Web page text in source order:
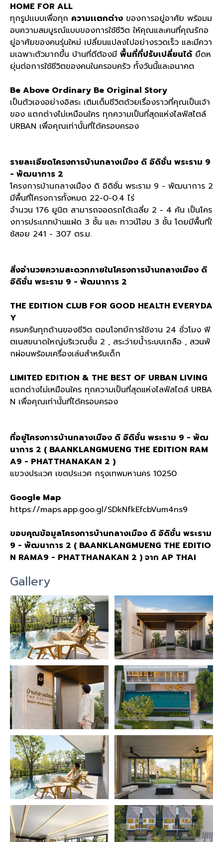
HOME FOR ALL
ทุกรูปเเบบเพื่อทุก ความเเตกต่าง ของการอยู่อาศัย พร้อมม
อบความสมบูรณ์แบบของการใช้ชีวิต ให้คุณและคนที่คุณรักอ
ยู่อาศัยของคนรุ่นใหม่ เปลี่ยนแปลงไปอย่างรวดเร็ว และมีควา
มเฉพาะตัวมากขึ้น บ้านที่ดีต้องมี พื้นที่ที่ปรับเปลี่ยนได้ ยืดห
ยุ่นต่อการใช้ชีวิตของคนในครอบครัว ทั้งวันนี้และอนาคต
Be Above Ordinary Be Original Story
เป็นตัวเองอย่างอิสระ เติมเต็มชีวิตด้วยเรื่องราวที่คุณเป็นเจ้า
ของ แตกต่างไม่เหมือนใคร ทุกความเป็นที่สุดแห่งไลฟ์สไตล์
URBAN เพื่อคุณเท่านั้นที่ได้ครอบครอง
รายละเอียดโครงการบ้านกลางเมือง ดิ อิดิชั่น พระราม 9
- พัฒนาการ 2
โครงการบ้านกลางเมือง ดิ อิดิชั่น พระราม 9 - พัฒนาการ 2
มีพื้นที่โครงการทั้งหมด 22-0-0.4 ไร่
จำนวน 176 ยูนิต สามารถจอดรถได้เฉลี่ย 2 - 4 คัน เป็นโคร
งการประเภทบ้านแฝด 3 ชั้น และ ทาวน์โฮม 3 ชั้น โดยมีพื้นที่ใ
ช้สอย 241 - 307 ตร.ม.
สิ่งอำนวยความสะดวกภายในโครงการบ้านกลางเมือง ดิ
อิดิชั่น พระราม 9 - พัฒนาการ 2
THE EDITION CLUB FOR GOOD HEALTH EVERYDA
Y
ครบครันทุกด้านของชีวิต ตอบโจทย์การใช้งาน 24 ชั่วโมง ฟิ
ตเนสขนาดใหญ่บริเวณชั้น 2 , สระว่ายน้ำระบบเกลือ , สวนพั
กผ่อนพร้อมเครื่องเล่นสำหรับเด็ก
LIMITED EDITION & THE BEST OF URBAN LIVING
แตกต่างไม่เหมือนใคร ทุกความเป็นที่สุดแห่งไลฟ์สไตล์ URBA
N เพื่อคุณเท่านั้นที่ได้ครอบครอง
ที่อยู่โครงการบ้านกลางเมือง ดิ อิดิชั่น พระราม 9 - พัฒ
นาการ 2 ( BAANKLANGMUENG THE EDITION RAM
A9 - PHATTHANAKAN 2 )
แขวงประเวศ เขตประเวศ กรุงเทพมหานคร 10250
Google Map
https://maps.app.goo.gl/SDkNfkEfcbVum4ns9
ขอบคุณข้อมูลโครงการบ้านกลางเมือง ดิ อิดิชั่น พระราม
9 - พัฒนาการ 2 ( BAANKLANGMUENG THE EDITIO
N RAMA9 - PHATTHANAKAN 2 ) จาก AP THAI
Gallery